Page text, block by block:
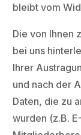
bleibt vom
Die von Ihnen
bei uns
Ihrer
und nach der
Daten, die zu
wurden (z.B.